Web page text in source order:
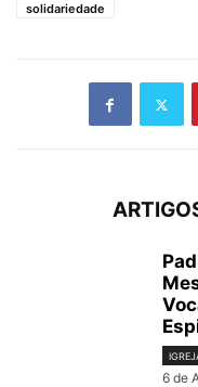
solidariedade
6 de